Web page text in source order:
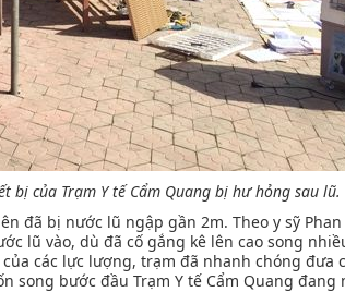
bị của Trạm Y tế Cẩm Quang bị hư hỏng sau lũ.
đã bị nước lũ ngập gần 2m. Theo y sỹ
lũ vào, dù đã cố gắng kê lên cao song
các lực lượng, trạm đã nhanh chóng đưa
song bước đầu Trạm Y tế Cẩm Quang